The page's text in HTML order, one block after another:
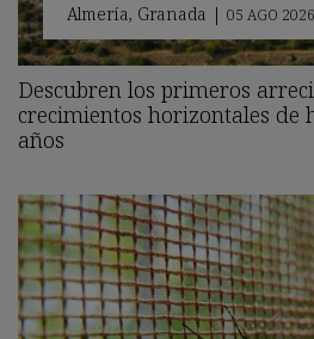
Almería, Granada | 05 AGO 2026
Descubren los primeros
crecimientos horizontales de
años